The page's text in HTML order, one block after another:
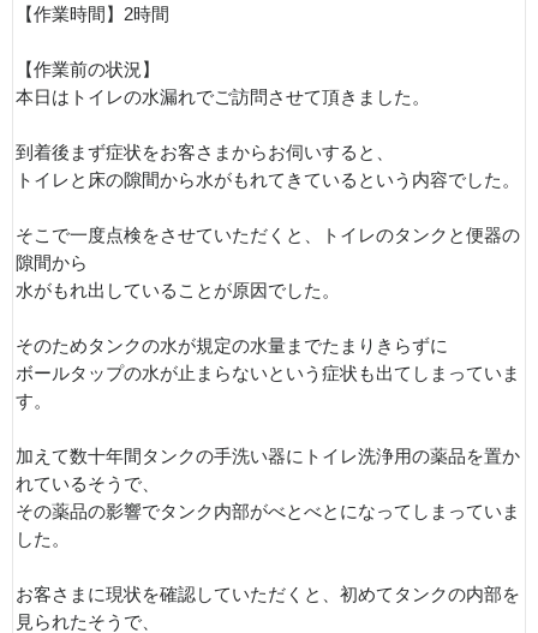
【作業時間】2時間
【作業前の状況】
本日はトイレの水漏れでご訪問させて頂きました。
到着後まず症状をお客さまからお伺いすると、
トイレと床の隙間から水がもれてきているという内容でした。
そこで一度点検をさせていただくと、トイレのタンクと便器の
隙間から
水がもれ出していることが原因でした。
そのためタンクの水が規定の水量までたまりきらずに
ボールタップの水が止まらないという症状も出てしまっていま
す。
加えて数十年間タンクの手洗い器にトイレ洗浄用の薬品を置か
れているそうで、
その薬品の影響でタンク内部がべとべとになってしまっていま
した。
お客さまに現状を確認していただくと、初めてタンクの内部を
見られたそうで、